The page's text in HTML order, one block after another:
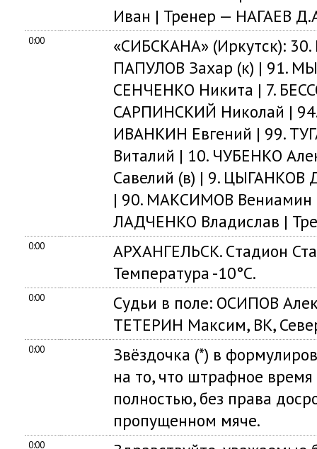
Иван | Тренер — НАГАЕВ
0:00
«СИБСКАНА» (Иркутск):
ПАПУЛОВ Захар (к) | 91.
СЕНЧЕНКО Никита | 7.
САРПИНСКИЙ Николай |
ИВАНКИН Евгений | 99.
Виталий | 10. ЧУБЕНКО
Савелий (в) | 9. ЦЫГАНКОВ
| 90. МАКСИМОВ Вениамин
ЛАДЧЕНКО Владислав |
0:00
АРХАНГЕЛЬСК. Cтадион
Температура -10°C.
0:00
Судьи в поле: ОСИПОВ
ТЕТЕРИН Максим, ВК,
0:00
Звёздочка (*) в
на то, что штрафное
полностью, без права
пропущенном мяче.
0:00